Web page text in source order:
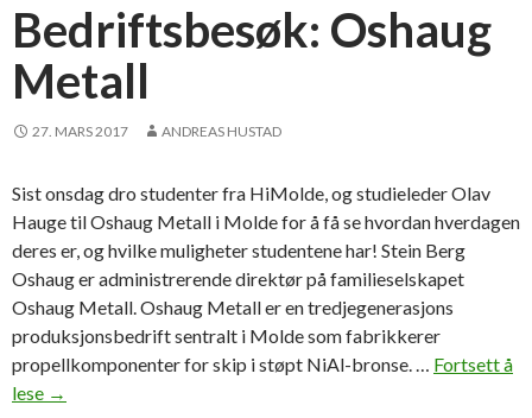
Bedriftsbesøk: Oshaug
Metall
27. MARS 2017 ANDREAS HUSTAD
Sist onsdag dro studenter fra HiMolde, og studieleder Olav
Hauge til Oshaug Metall i Molde for å få se hvordan hverdagen
deres er, og hvilke muligheter studentene har! Stein Berg
Oshaug er administrerende direktør på familieselskapet
Oshaug Metall. Oshaug Metall er en tredjegenerasjons
produksjonsbedrift sentralt i Molde som fabrikkerer
propellkomponenter for skip i støpt NiAl-bronse. … Fortsett å
lese B
→